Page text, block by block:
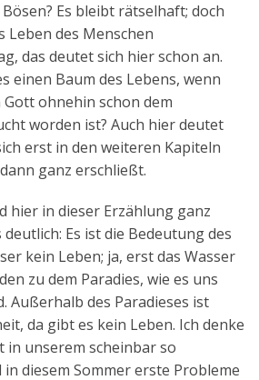
Es bleibt rätselhaft; doch
Leben des Menschen
das deutet sich hier schon an.
einen Baum des Lebens, wenn
ohnehin schon dem
worden ist? Auch hier deutet
erst in den weiteren Kapiteln
ganz erschließt.
hier in dieser Erzählung ganz
Es ist die Bedeutung des
kein Leben; ja, erst das Wasser
zu dem Paradies, wie es uns
Außerhalb des Paradieses ist
da gibt es kein Leben. Ich denke
in unserem scheinbar so
diesem Sommer erste Probleme